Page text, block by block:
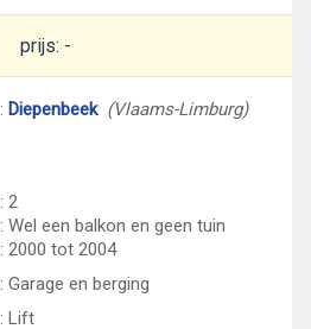
prijs: -
: Diepenbeek (Vlaams-Limburg)
: 2
: Wel een balkon en geen tuin
: 2000 tot 2004
: Garage en berging
: Lift